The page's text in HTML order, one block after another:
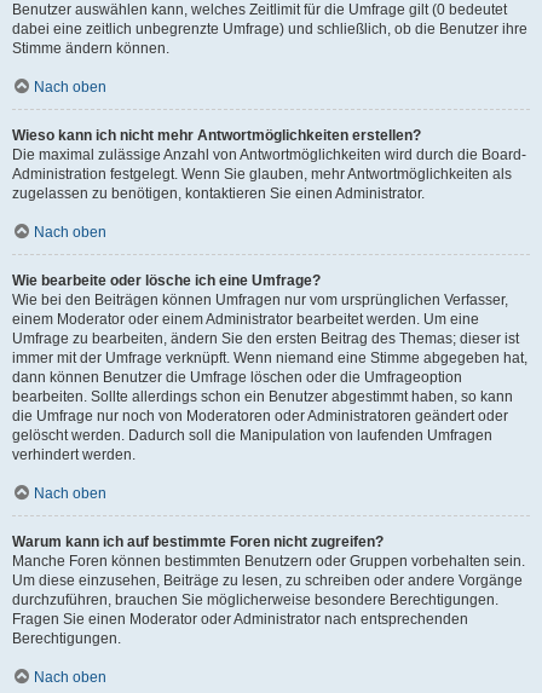
Benutzer auswählen kann, welches Zeitlimit für die Umfrage gilt (0 bedeutet
dabei eine zeitlich unbegrenzte Umfrage) und schließlich, ob die Benutzer ihre
Stimme ändern können.
Nach oben
Wieso kann ich nicht mehr Antwortmöglichkeiten erstellen?
Die maximal zulässige Anzahl von Antwortmöglichkeiten wird durch die Board-
Administration festgelegt. Wenn Sie glauben, mehr Antwortmöglichkeiten als
zugelassen zu benötigen, kontaktieren Sie einen Administrator.
Nach oben
Wie bearbeite oder lösche ich eine Umfrage?
Wie bei den Beiträgen können Umfragen nur vom ursprünglichen Verfasser,
einem Moderator oder einem Administrator bearbeitet werden. Um eine
Umfrage zu bearbeiten, ändern Sie den ersten Beitrag des Themas; dieser ist
immer mit der Umfrage verknüpft. Wenn niemand eine Stimme abgegeben hat,
dann können Benutzer die Umfrage löschen oder die Umfrageoption
bearbeiten. Sollte allerdings schon ein Benutzer abgestimmt haben, so kann
die Umfrage nur noch von Moderatoren oder Administratoren geändert oder
gelöscht werden. Dadurch soll die Manipulation von laufenden Umfragen
verhindert werden.
Nach oben
Warum kann ich auf bestimmte Foren nicht zugreifen?
Manche Foren können bestimmten Benutzern oder Gruppen vorbehalten sein.
Um diese einzusehen, Beiträge zu lesen, zu schreiben oder andere Vorgänge
durchzuführen, brauchen Sie möglicherweise besondere Berechtigungen.
Fragen Sie einen Moderator oder Administrator nach entsprechenden
Berechtigungen.
Nach oben